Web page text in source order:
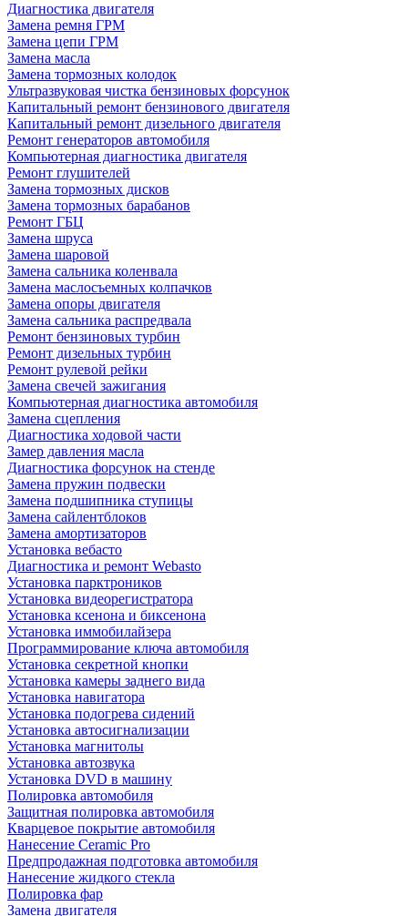
Диагностика двигателя
Замена ремня ГРМ
Замена цепи ГРМ
Замена масла
Замена тормозных колодок
Ультразвуковая чистка бензиновых форсунок
Капитальный ремонт бензинового двигателя
Капитальный ремонт дизельного двигателя
Ремонт генераторов автомобиля
Компьютерная диагностика двигателя
Ремонт глушителей
Замена тормозных дисков
Замена тормозных барабанов
Ремонт ГБЦ
Замена шруса
Замена шаровой
Замена сальника коленвала
Замена маслосъемных колпачков
Замена опоры двигателя
Замена сальника распредвала
Ремонт бензиновых турбин
Ремонт дизельных турбин
Ремонт рулевой рейки
Замена свечей зажигания
Компьютерная диагностика автомобиля
Замена сцепления
Диагностика ходовой части
Замер давления масла
Диагностика форсунок на стенде
Замена пружин подвески
Замена подшипника ступицы
Замена сайлентблоков
Замена амортизаторов
Установка вебасто
Диагностика и ремонт Webasto
Установка парктроников
Установка видеорегистратора
Установка ксенона и биксенона
Установка иммобилайзера
Программирование ключа автомобиля
Установка секретной кнопки
Установка камеры заднего вида
Установка навигатора
Установка подогрева сидений
Установка автосигнализации
Установка магнитолы
Установка автозвука
Установка DVD в машину
Полировка автомобиля
Защитная полировка автомобиля
Кварцевое покрытие автомобиля
Нанесение Ceramic Pro
Предпродажная подготовка автомобиля
Нанесение жидкого стекла
Полировка фар
Замена двигателя